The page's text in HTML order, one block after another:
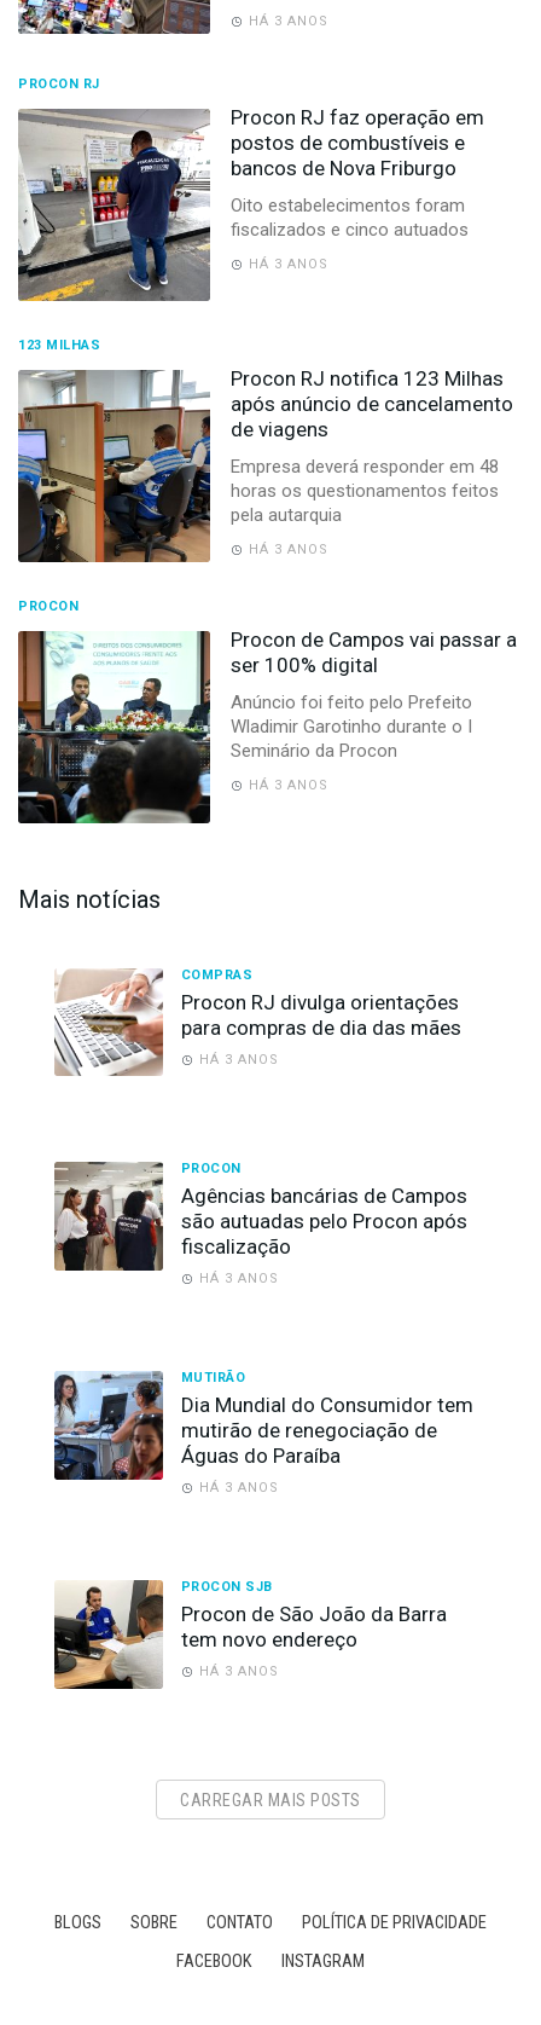
HÁ 3 ANOS
PROCON RJ
Procon RJ faz operação em
postos de combustíveis e
bancos de Nova Friburgo
Oito estabelecimentos foram
fiscalizados e cinco autuados
HÁ 3 ANOS
123 MILHAS
Procon RJ notifica 123 Milhas
após anúncio de cancelamento
de viagens
Empresa deverá responder em 48
horas os questionamentos feitos
pela autarquia
HÁ 3 ANOS
PROCON
Procon de Campos vai passar a
ser 100% digital
Anúncio foi feito pelo Prefeito
Wladimir Garotinho durante o I
Seminário da Procon
HÁ 3 ANOS
Mais notícias
COMPRAS
Procon RJ divulga orientações
para compras de dia das mães
HÁ 3 ANOS
PROCON
Agências bancárias de Campos
são autuadas pelo Procon após
fiscalização
HÁ 3 ANOS
MUTIRÃO
Dia Mundial do Consumidor tem
mutirão de renegociação de
Águas do Paraíba
HÁ 3 ANOS
PROCON SJB
Procon de São João da Barra
tem novo endereço
HÁ 3 ANOS
CARREGAR MAIS POSTS
BLOGS SOBRE CONTATO
POLÍTICA DE PRIVACIDADE
FACEBOOK
INSTAGRAM